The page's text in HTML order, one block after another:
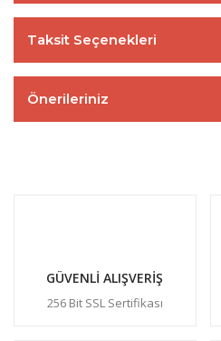
Taksit Seçenekleri
Önerileriniz
GÜVENLİ ALIŞVERİŞ
256 Bit SSL Sertifikası